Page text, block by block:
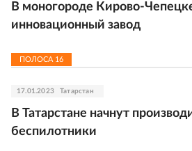
В моногороде Кирово-
инновационный завод
ПОЛОСА 16
17.01.2023 Татарстан
В Татарстане начнут
беспилотники